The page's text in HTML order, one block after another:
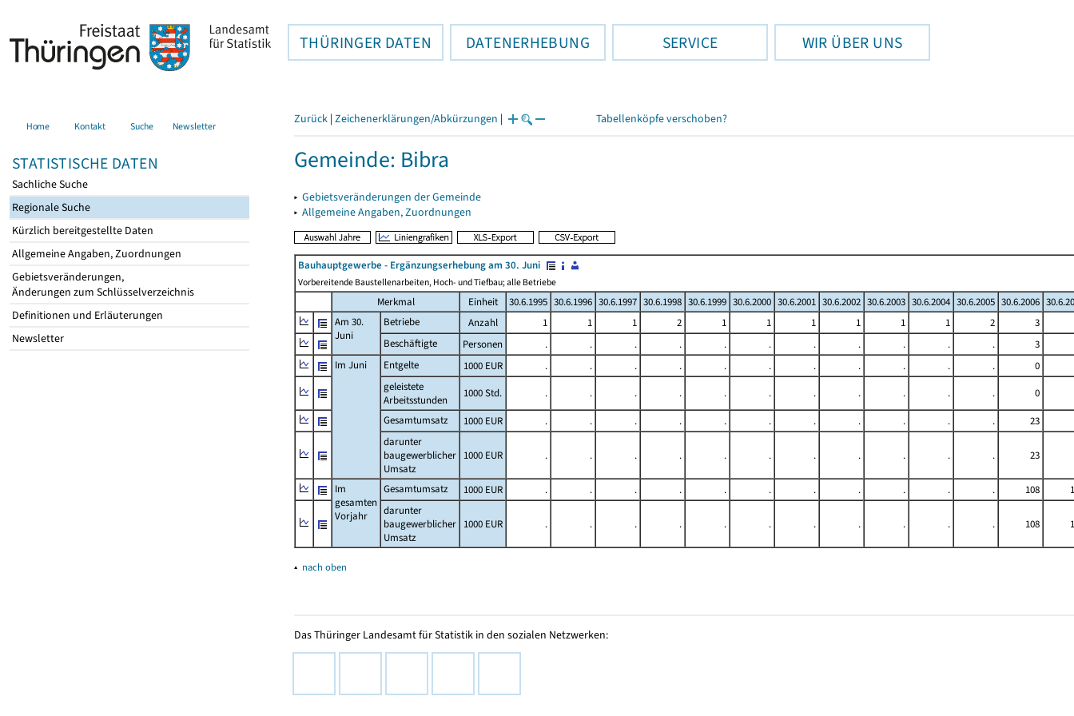
THÜRINGER DATEN DATENERHEBUNG SERVICE WIR ÜBER UNS
Home Kontakt Suche Newsletter
STATISTISCHE DATEN
Sachliche Suche
Regionale Suche
Kürzlich bereitgestellte Daten
Allgemeine Angaben, Zuordnungen
Gebietsveränderungen,
Änderungen zum Schlüsselverzeichnis
Definitionen und Erläuterungen
Newsletter
Zurück | Zeichenerklärungen/Abkürzungen | Tabellenköpfe verschoben?
Gemeinde: Bibra
▸ Gebietsveränderungen der Gemeinde
▸ Allgemeine Angaben, Zuordnungen
Bauhauptgewerbe - Ergänzungserhebung am 30. Juni
Vorbereitende Baustellenarbeiten, Hoch- und Tiefbau; alle Betriebe
Merkmal Einheit 30.6.1995 30.6.1996 30.6.1997 30.6.1998 30.6.1999 30.6.2000 30.6.2001 30.6.2002 30.6.2003 30.6.2004 30.6.2005 30.6.2006
Am 30.
Juni
Betriebe Anzahl 1 1 1 2 1 1 1 1 1 1 2
3
Beschäftigte
Personen . . . . . . . . . . .
3
Im Juni
Entgelte 1000 EUR . . . . . . . . . . .
0
geleistete
Arbeitsstunden
1000 Std. . . . . . . . . . . .
0
Gesamtumsatz
1000 EUR . . . . . . . . . . .
23
darunter
baugewerblicher
Umsatz
1000 EUR . . . . . . . . . . . 23
Im
gesamten
Vorjahr
Gesamtumsatz 1000 EUR . . . . . . . . . . . 108
darunter
baugewerblicher
Umsatz
1000 EUR . . . . . . . . . . . 108
▴ nach oben
Das Thüringer Landesamt für Statistik in den sozialen Netzwerken: